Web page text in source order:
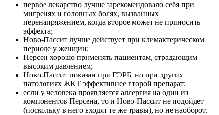
первое лекарство лучше зарекомендовало себя при
мигренях и головных болях, вызванных
перенапряжением, когда второе может не приносить
эффекта;
Ново-Пассит лучше действует при климактерическом
периоде у женщин;
Персен хорошо применять пациентам, страдающим
высоким давлением;
Ново-Пассит показан при ГЭРБ, но при других
патологиях ЖКТ эффективнее второй препарат;
если у человека проявляется аллергия на один из
компонентов Персена, то и Ново-Пассит не подойдет
(поскольку в него входят те же травы), но не наоборот.